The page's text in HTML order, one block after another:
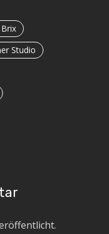
Studio